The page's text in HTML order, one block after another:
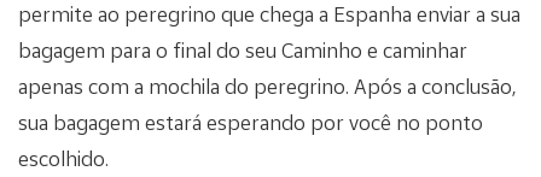
permite ao peregrino que chega a Espanha enviar a sua
bagagem para o final do seu Caminho e caminhar
apenas com a mochila do peregrino. Após a conclusão,
sua bagagem estará esperando por você no ponto
escolhido.